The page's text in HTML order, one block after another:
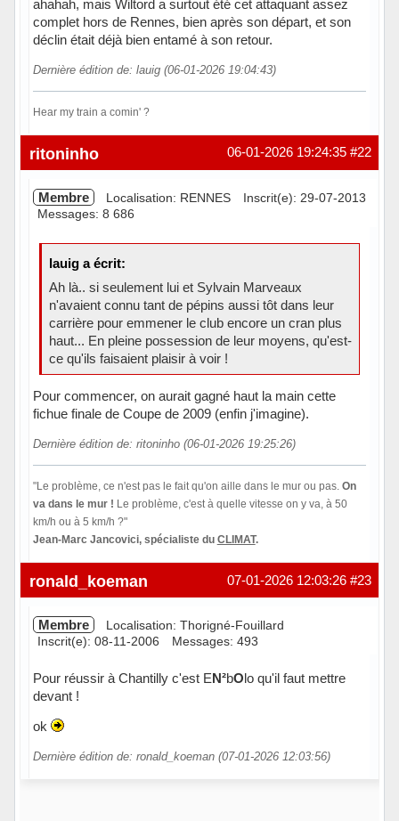
ahahah, mais Wiltord a surtout été cet attaquant assez
complet hors de Rennes, bien après son départ, et son
déclin était déjà bien entamé à son retour.
Dernière édition de: lauig (06-01-2026 19:04:43)
Hear my train a comin' ?
Hors ligne #22
06-01-2026 19:24:35
ritoninho
Membre Localisation: RENNES
Inscrit(e): 29-07-2013
Messages: 8 686
lauig a écrit:
Ah là.. si seulement lui et Sylvain Marveaux
n'avaient connu tant de pépins aussi tôt dans leur
carrière pour emmener le club encore un cran plus
haut... En pleine possession de leur moyens, qu'est-
ce qu'ils faisaient plaisir à voir !
Pour commencer, on aurait gagné haut la main cette
fichue finale de Coupe de 2009 (enfin j'imagine).
Dernière édition de: ritoninho (06-01-2026 19:25:26)
"Le problème, ce n'est pas le fait qu'on aille dans le mur ou pas. On
va dans le mur ! Le problème, c'est à quelle vitesse on y va, à 50
km/h ou à 5 km/h ?"
Jean-Marc Jancovici, spécialiste du CLIMAT.
Hors ligne #23
07-01-2026 12:03:26
ronald_koeman
Membre
Localisation: Thorigné-Fouillard
Inscrit(e): 08-11-2006
Messages: 493
Pour réussir à Chantilly c'est EN²bO lo qu'il faut mettre
devant !
ok
Dernière édition de: ronald_koeman (07-01-2026 12:03:56)